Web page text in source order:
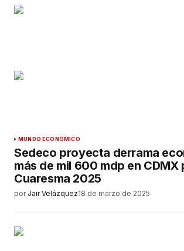
MUNDO ECONÓMICO
Sedeco proyecta derrama
más de mil 600 mdp en CDMX
Cuaresma 2025
por Jair Velázquez18 de marzo de 2025